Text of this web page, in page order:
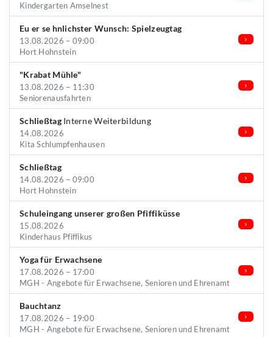
Kindergarten Amselnest
Eu er se hnlichster Wunsch: Spielzeugtag
13.08.2026 – 09:00
Hort Hohnstein
"Krabat Mühle"
13.08.2026 – 11:30
Seniorenausfahrten
SchließtagInterne Weiterbildung
14.08.2026
Kita Schlumpfenhausen
Schließtag
14.08.2026 – 09:00
Hort Hohnstein
Schuleingang unserer großen Pfiffiküsse
15.08.2026
Kinderhaus Pfiffikus
Yoga für Erwachsene
17.08.2026 – 17:00
MGH - Angebote für Erwachsene, Senioren und Ehrenamt
Bauchtanz
17.08.2026 – 19:00
MGH - Angebote für Erwachsene, Senioren und Ehrenamt